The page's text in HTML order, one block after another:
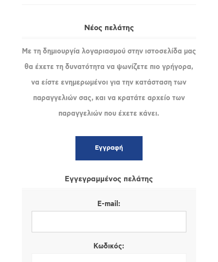
Νέος πελάτης
Με τη δημιουργία λογαριασμού στην ιστοσελίδα μας
θα έχετε τη δυνατότητα να ψωνίζετε πιο γρήγορα,
να είστε ενημερωμένοι για την κατάσταση των
παραγγελιών σας, και να κρατάτε αρχείο των
παραγγελιών που έχετε κάνει.
Εγγεγραμμένος πελάτης
E-mail:
Κωδικός: